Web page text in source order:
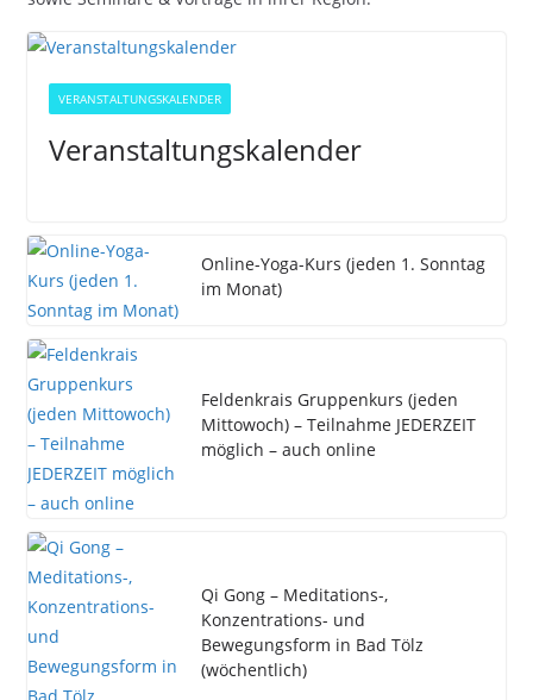
VERANSTALTUNGSKALENDER
Veranstaltungskalender
Online-Yoga-Kurs (jeden 1. Sonntag
im Monat)
Feldenkrais Gruppenkurs (jeden
Mittowoch) – Teilnahme JEDERZEIT
möglich – auch online
Qi Gong – Meditations-,
Konzentrations- und
Bewegungsform in Bad Tölz
(wöchentlich)